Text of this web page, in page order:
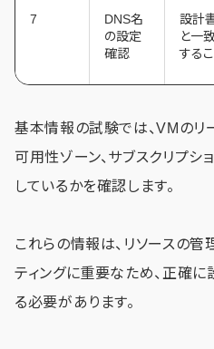
7
DNS名
の設定
確認
設計
と一
する
基本情報の試験では、VMのリー
可用性ゾーン、サブスクリプ
しているかを確認します。
これらの情報は、リソースの
ティングに重要なため、正確
る必要があります。